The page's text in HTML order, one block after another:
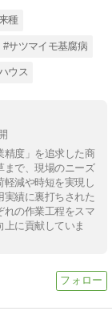
種
#サツマイモ基腐病
ウス
精度」を追求した商
まで、現場のニーズ
軽減や時短を実現し
実績に裏打ちされた
れの作業工程をスマ
に貢献していま